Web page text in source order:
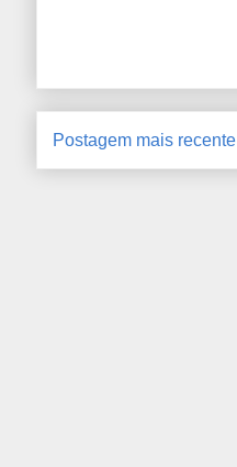
Postagem mais recente